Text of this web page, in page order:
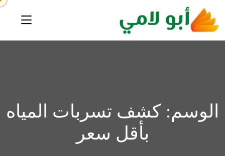
الوسم: كشف تسربات المياه
بأقل سعر